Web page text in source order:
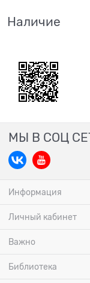
Наличие
МЫ В СОЦ
Информация
Личный кабинет
Важно
Библиотека